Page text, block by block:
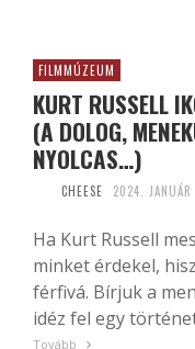
FILMMÚZEUM
KURT RUSSELL
(A DOLOG,
NYOLCAS…)
CHEESE 2024. JANUÁR
Ha Kurt Russell
minket érdekel,
férfivá. Bírjuk a
idéz fel egy
Tovább